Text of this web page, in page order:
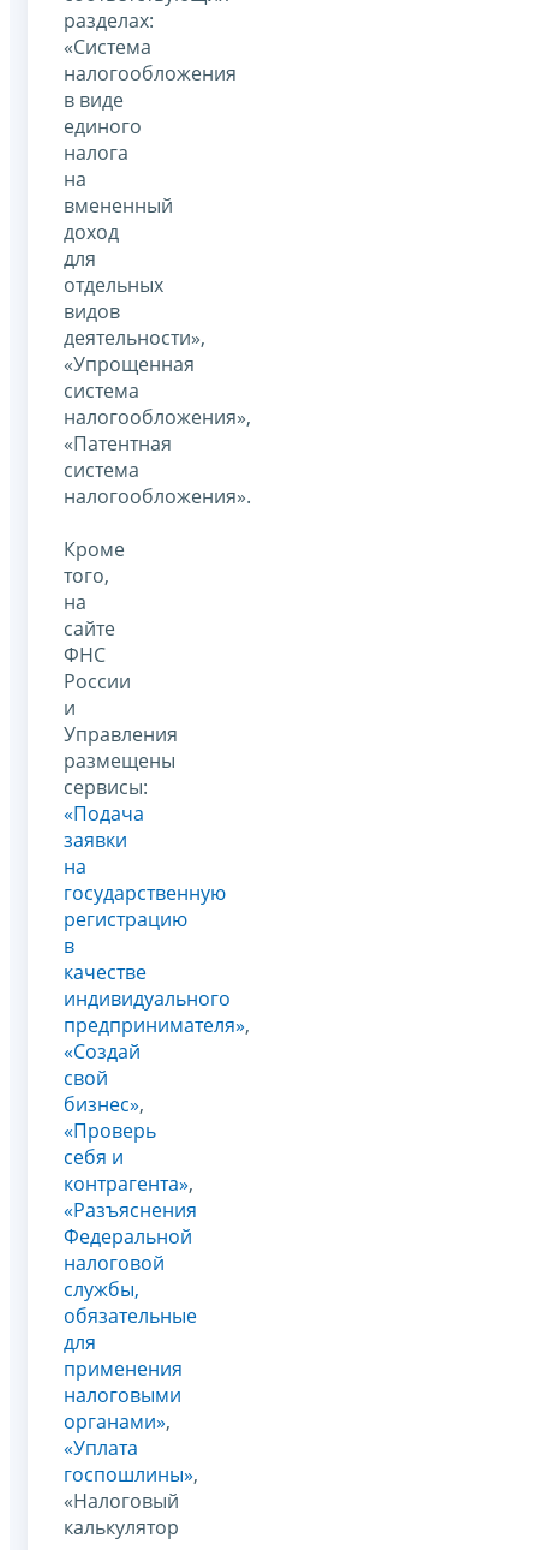
разделах:
«Система
налогообложения
в виде
единого
налога
на
вмененный
доход
для
отдельных
видов
деятельности»,
«Упрощенная
система
налогообложения»,
«Патентная
система
налогообложения».
Кроме
того,
на
сайте
ФНС
России
и
Управления
размещены
сервисы:
«Подача
заявки
на
государственную
регистрацию
в
качестве
индивидуального
предпринимателя»,
«Создай
свой
бизнес»,
«Проверь
себя и
контрагента»,
«Разъяснения
Федеральной
налоговой
службы,
обязательные
для
применения
налоговыми
органами»,
«Уплата
госпошлины»,
«Налоговый
калькулятор